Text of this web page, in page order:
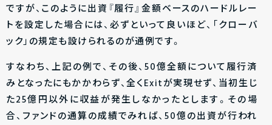
ですが、このように出資『履行』金額ベースのハードルレー
トを設定した場合には、必ずといって良いほど、「クローバ
ック」の規定も設けられるのが通例です。
すなわち、上記の例で、その後、50億全額について履行済
みとなったにもかかわらず、全くExitが実現せず、当初生じ
た25億円以外に収益が発生しなかったとします。その場
合、ファンドの通算の成績でみれば、50億の出資が行われ